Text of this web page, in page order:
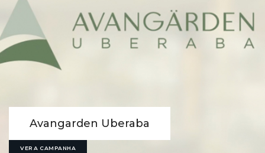
Avangarden Uberaba
VER A CAMPANHA